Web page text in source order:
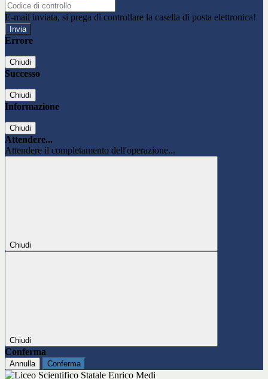
E-mail inviata, si prega di controllare la casella di posta elettronica!
Errore
Chiudi
Successo
Chiudi
Informazione
Chiudi
Attendere...
Attendere il completamento dell'operazione...
Chiudi
Chiudi
Conferma
Annulla Conferma